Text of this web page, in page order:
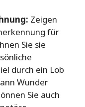
Zeigen
für
Sie sie
durch ein Lob
Wunder
Sie auch